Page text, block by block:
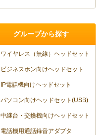
グループから探す
ワイヤレス（無線）ヘッドセット
ビジネスホン向けヘッドセット
IP電話機向けヘッドセット
パソコン向けヘッドセット(USB)
中継台・交換機向けヘッドセット
電話機用通話録音アダプタ